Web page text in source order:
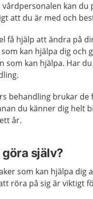
kan
att du är med och
få hjälp att ändra på
kan hjälpa dig och
som kan hjälpa. Har
behandling brukar
du känner dig helt
år.
själv?
som kan hjälpa
röra på sig är viktigt